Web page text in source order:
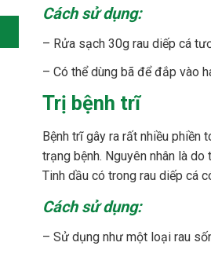
Cách sử dụng:
– Rửa sạch 30g rau diếp cá
– Có thể dùng bã để đắp vào
Trị bệnh trĩ
Bệnh trĩ gây ra rất nhiều
trạng bệnh. Nguyên nhân là
Tinh dầu có trong rau diếp cá
Cách sử dụng:
– Sử dụng như một loại rau